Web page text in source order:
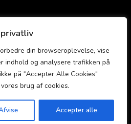
din browseroplevelse, vise
indhold og analysere trafikken på
på "Accepter Alle Cookies"
brug af cookies.
Accepter alle